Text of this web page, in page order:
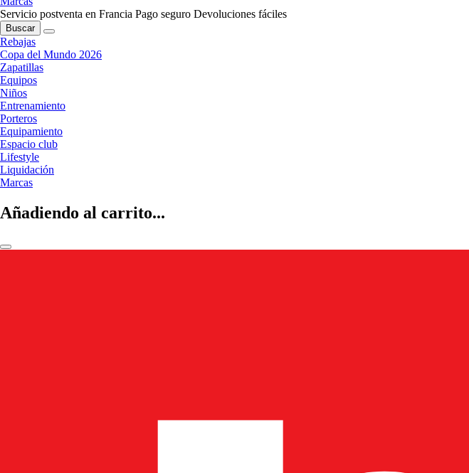
Servicio postventa en Francia Pago seguro Devoluciones fáciles
Buscar
Rebajas
Copa del Mundo 2026
Zapatillas
Equipos
Niños
Entrenamiento
Porteros
Equipamiento
Espacio club
Lifestyle
Liquidación
Marcas
Añadiendo al carrito...